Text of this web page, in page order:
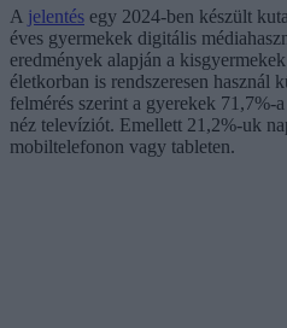
A jelentés egy 2024-ben készült
éves gyermekek digitális
eredmények alapján a
életkorban is rendszeresen használ
felmérés szerint a gyerekek 71,7%-
néz televíziót. Emellett 21,2%-uk
mobiltelefonon vagy tableten.